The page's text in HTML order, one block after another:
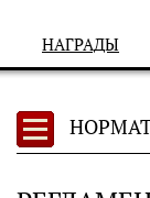
НАГРАДЫ